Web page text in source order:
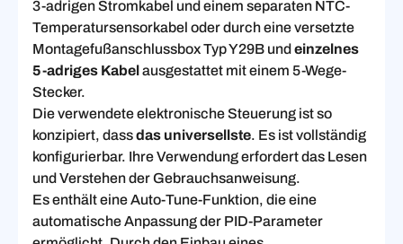
3-adrigen Stromkabel und einem separaten NTC-
Temperatursensorkabel oder durch eine versetzte
Montagefußanschlussbox Typ Y29B und einzelnes
5-adriges Kabelausgestattet mit einem 5-Wege-
Stecker.
Die verwendete elektronische Steuerung ist so
konzipiert, dassdas universellste. Es ist vollständig
konfigurierbar. Ihre Verwendung erfordert das Lesen
und Verstehen der Gebrauchsanweisung.
Es enthält eine Auto-Tune-Funktion, die eine
automatische Anpassung der PID-Parameter